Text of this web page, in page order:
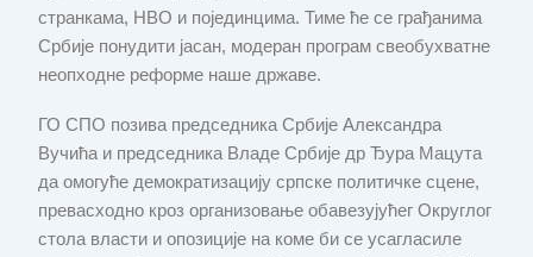
странкама, НВО и појединцима. Тиме ће се грађанима
Србије понудити јасан, модеран програм свеобухватне
неопходне реформе наше државе.
ГО СПО позива председника Србије Александра
Вучића и председника Владе Србије др Ђура Мацута
да омогуће демократизацију српске политичке сцене,
превасходно кроз организовање обавезујућег Округлог
стола власти и опозиције на коме би се усагласиле